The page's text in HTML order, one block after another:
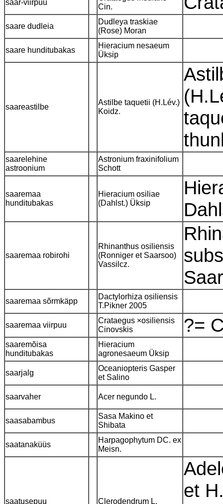
saar-viirpuu
Cin.
saare dudleia
Dudleya traskiae
(Rose) Moran
saare hunditubakas
Hieracium nesaeum
Üksip
saareastilbe
Astilbe taquetii (H.Lév.)
Koidz.
saarelehine
astroonium
Astronium fraxinifolium
Schott
saaremaa
hunditubakas
Hieracium osiliae
(Dahlst.) Üksip
saaremaa robirohi
Rhinanthus osiliensis
(Ronniger et Saarsoo)
Vassilcz.
saaremaa sõrmkäpp
Dactylorhiza osiliensis
T.Pikner 2005
saaremaa viirpuu
Crataegus ×osiliensis
Cinovskis
?=
saaremõisa
hunditubakas
Hieracium
agronesaeum Üksip
saarjalg
Oceaniopteris Gasper
et Salino
saarvaher Acer negundo L.
saasabambus
Sasa Makino et
Shibata
saatanaküüs
Harpagophytum DC. ex
Meisn.
saatusepuu Clerodendrum L.
et